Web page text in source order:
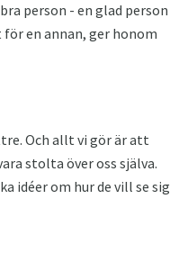
person - en glad person
en annan, ger honom
Och allt vi gör är att
stolta över oss själva.
idéer om hur de vill se sig